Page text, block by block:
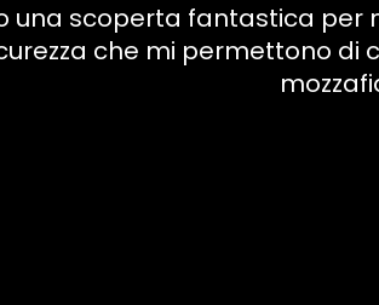
una scoperta fantastica
che mi permettono